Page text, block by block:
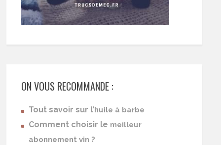
ON VOUS RECOMMANDE :
Tout savoir sur l’huile à barbe
Comment choisir le meilleur
abonnement vin ?